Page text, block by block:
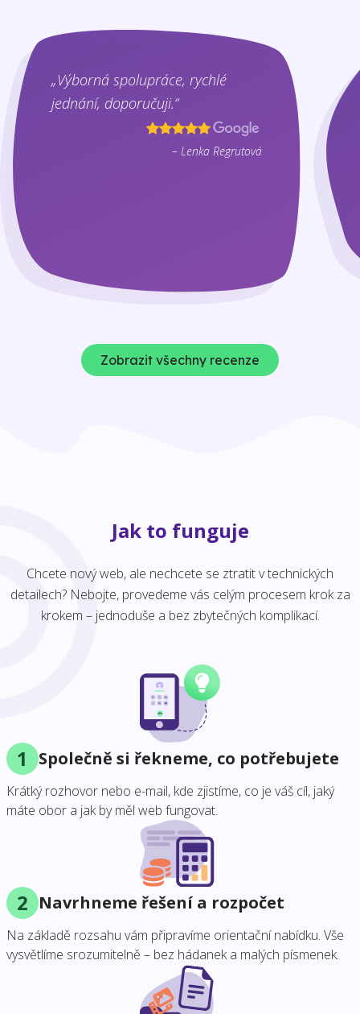
„Výborná spolupráce, rychlé
jednání, doporučuji.“
– Lenka Regrutová
Zobrazit všechny recenze
Jak to funguje
Chcete nový web, ale nechcete se ztratit v technických
detailech? Nebojte, provedeme vás celým procesem krok za
krokem – jednoduše a bez zbytečných komplikací.
1 Společně si řekneme, co potřebujete
Krátký rozhovor nebo e-mail, kde zjistíme, co je váš cíl, jaký
máte obor a jak by měl web fungovat.
2 Navrhneme řešení a rozpočet
Na základě rozsahu vám připravíme orientační nabídku. Vše
vysvětlíme srozumitelně – bez hádanek a malých písmenek.